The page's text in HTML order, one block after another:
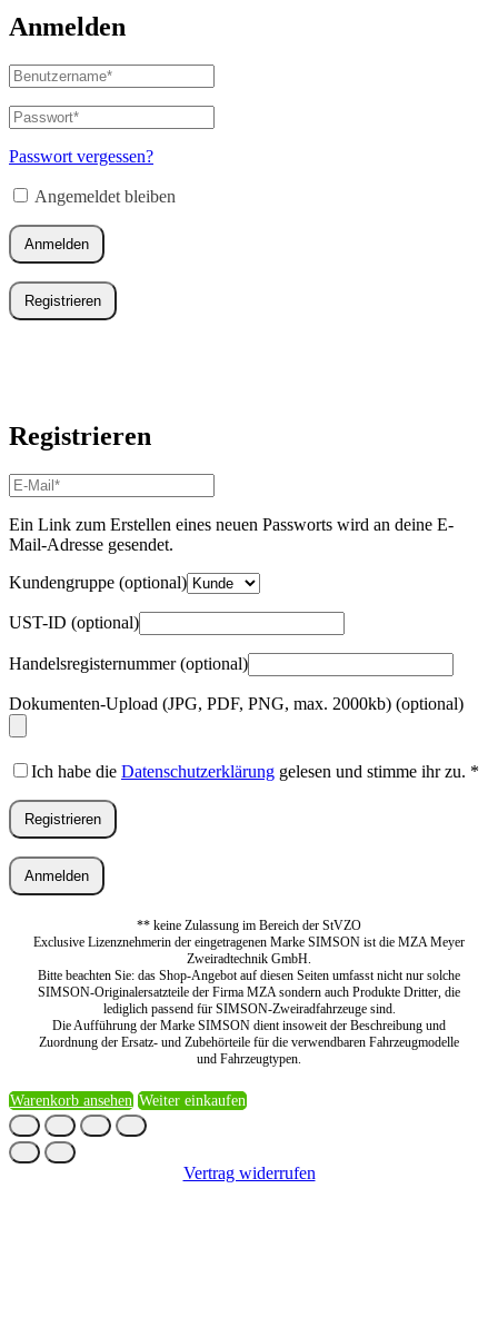
Anmelden
Benutzername
oder
E-
Mail-
Adresse*
Passwort*
Erforderlich
Passwort vergessen?
Angemeldet bleiben
Anmelden
Registrieren
Registrieren
E-
Mail-
Adresse*
Erforderlich
Ein Link zum Erstellen eines neuen Passworts wird an deine E-
Mail-Adresse gesendet.
Kundengruppe (optional)
UST-ID (optional)
Handelsregisternummer(optional)
Dokumenten-Upload (JPG, PDF, PNG, max. 2000kb) (optional)
Ich habe die Datenschutzerklärung gelesen und stimme ihr zu. *
Registrieren
Anmelden
** keine Zulassung im Bereich der StVZO
Exclusive Lizenznehmerin der eingetragenen Marke SIMSON ist die MZA Meyer
Zweiradtechnik GmbH.
Bitte beachten Sie: das Shop-Angebot auf diesen Seiten umfasst nicht nur solche
SIMSON-Originalersatzteile der Firma MZA sondern auch Produkte Dritter, die
lediglich passend für SIMSON-Zweiradfahrzeuge sind.
Die Aufführung der Marke SIMSON dient insoweit der Beschreibung und
Zuordnung der Ersatz- und Zubehörteile für die verwendbaren Fahrzeugmodelle
und Fahrzeugtypen.
Warenkorb ansehen Weiter einkaufen
Vertrag widerrufen